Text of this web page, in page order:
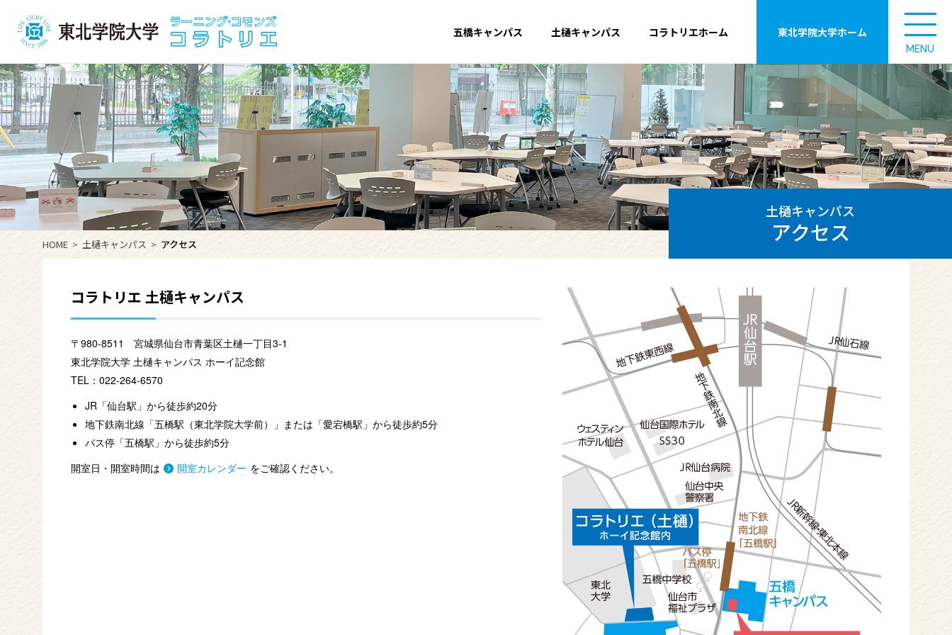
五橋キャンパス 土樋キャンパス コラトリエホーム 東北学院大学ホーム
MENU
土樋キャンパス
アクセス
HOME 土樋キャンパス アクセス
コラトリエ 土樋キャンパス
〒980-8511 宮城県仙台市青葉区土樋一丁目3-1
東北学院大学 土樋キャンパス ホーイ記念館
TEL：022-264-6570
JR「仙台駅」から徒歩約20分
地下鉄南北線「五橋駅（東北学院大学前）」または「愛宕橋駅」から徒歩約5分
バス停「五橋駅」から徒歩約5分
開室日・開室時間は
開室カレンダー をご確認ください。